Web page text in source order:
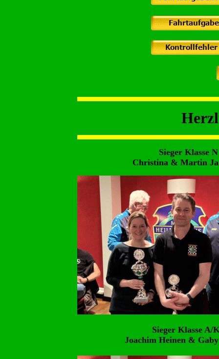
Sieger
Christina &
Sieger
Joachim Heinen &